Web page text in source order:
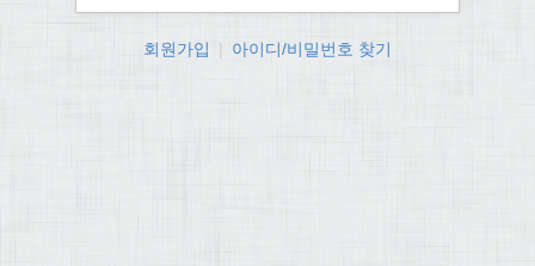
회원가입 아이디/비밀번호 찾기